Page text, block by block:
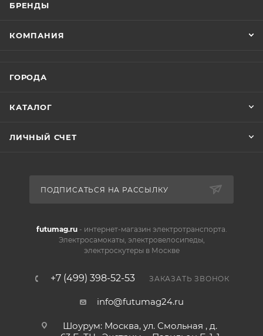
БРЕНДЫ
КОМПАНИЯ
ГОРОДА
КАТАЛОГ
ЛИЧНЫЙ СЧЕТ
ПОДПИСАТЬСЯ НА РАССЫЛКУ
futumag.ru- интернет-магазин электротранспорта.
Электросамокаты, электровелосипеды,
электроскутеры в Москве
+7 (499) 398-52-53 ЗАКАЗАТЬ ЗВОНОК
info@futumag24.ru
Шоурум: Москва, ул. Смольная , д.